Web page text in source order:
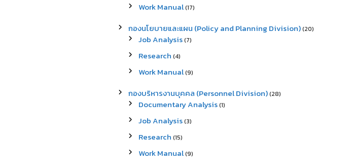
Work Manual(17)
กองนโยบายและแผน (Policy and Planning Division)(20)
Job Analysis(7)
Research (4)
Work Manual(9)
กองบริหารงานบุคคล (Personnel Division)(28)
Documentary Analysis(1)
Job Analysis(3)
Research (15)
Work Manual(9)